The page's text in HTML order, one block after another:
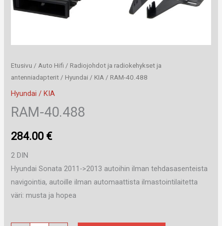
Etusivu / Auto Hifi / Radiojohdot ja radiokehykset ja
antenniadapterit / Hyundai / KIA / RAM-40.488
Hyundai / KIA
RAM-40.488
284.00 €
2 DIN
Hyundai Sonata 2011->2013 autoihin ilman tehdasasenteista
navigointia, autoille ilman automaattista ilmastointilaitetta
väri: musta ja hopea